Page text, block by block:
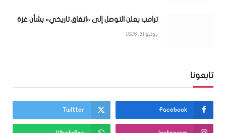
ترامب يعلن التوصل إلى «اتفاق تاريخي» بشأن غزة
يوليو 31, 2026
تابعونا
Facebook
Twitter